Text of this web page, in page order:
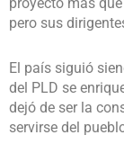
pero sus
El país siguió
del PLD se
dejó de ser la
servirse del